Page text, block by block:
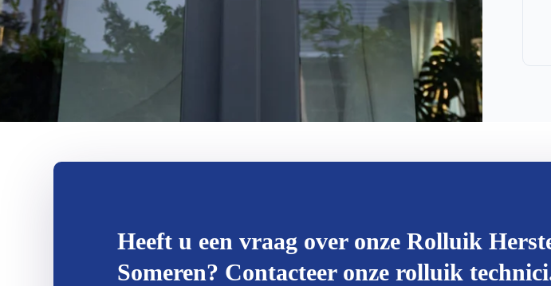
Heeft u een vraag over onze Rolluik
Someren? Contacteer onze rolluik